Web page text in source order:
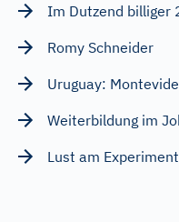
Im Dutzend billiger
Romy Schneider
Uruguay:
Weiterbildung im
Lust am